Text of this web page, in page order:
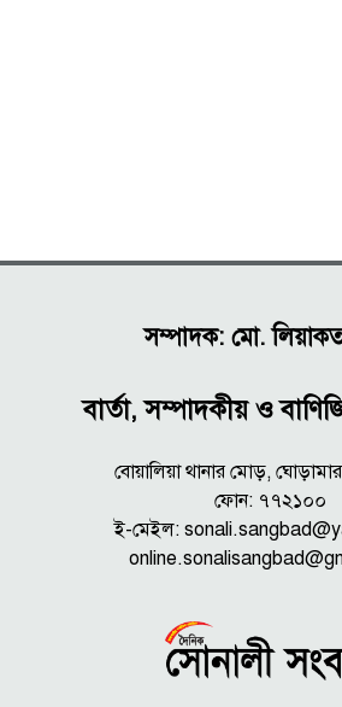
সম্পাদক: মো.
বার্তা, সম্পাদকীয় ও
বোয়ালিয়া থানার মোড়,
ফোন: ৭৭২১০০
ই-মেইল: